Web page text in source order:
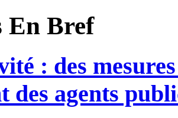
En Bref
: des
des agents